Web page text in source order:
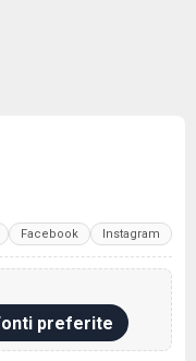
Facebook Instagram
preferite